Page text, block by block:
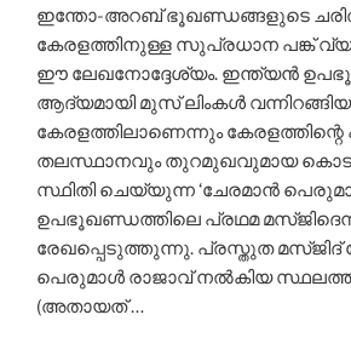
ഇന്തോ-അറബ് ഭൂഖണ്ഡങ്ങളുടെ
കേരളത്തിനുള്ള സുപ്രധാന പങ്ക്
ഈ ലേഖനോദ്ദേശ്യം. ഇന്ത്യന്‍
ആദ്യമായി മുസ് ലിംകള്‍
കേരളത്തിലാണെന്നും
തലസ്ഥാനവും തുറമുഖവുമായ
സ്ഥിതി ചെയ്യുന്ന ‘ചേരമാന്‍
ഉപഭൂഖണ്ഡത്തിലെ പ്രഥമ
രേഖപ്പെടുത്തുന്നു. പ്രസ്തുത മസ്ജിദ്
പെരുമാള്‍ രാജാവ് നല്‍കിയ സ്ഥലത്ത്
(അതായത് …